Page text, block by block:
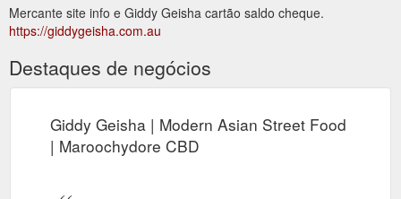
Mercante site info e Giddy Geisha cartão saldo cheque.
https://giddygeisha.com.au
Destaques de negócios
Giddy Geisha | Modern Asian Street Food
| Maroochydore CBD